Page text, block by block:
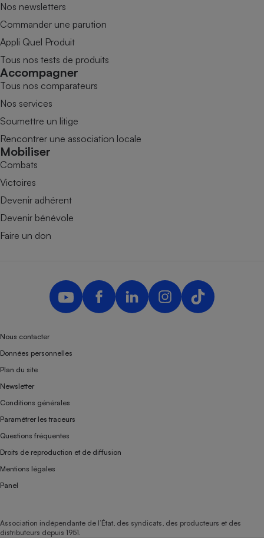
Nos newsletters
Commander une parution
Appli Quel Produit
Tous nos tests de produits
Accompagner
Tous nos comparateurs
Nos services
Soumettre un litige
Rencontrer une association locale
Mobiliser
Combats
Victoires
Devenir adhérent
Devenir bénévole
Faire un don
Nous contacter
Données personnelles
Plan du site
Newsletter
Conditions générales
Paramétrer les traceurs
Questions fréquentes
Droits de reproduction et de diffusion
Mentions légales
Panel
Association indépendante de l’État, des syndicats, des producteurs et des
distributeurs depuis 1951.